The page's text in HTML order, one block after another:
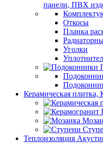
панели, ПВХ
Откосы
Планка
Уголки
Керамическая плитка,
Теплоизоляция